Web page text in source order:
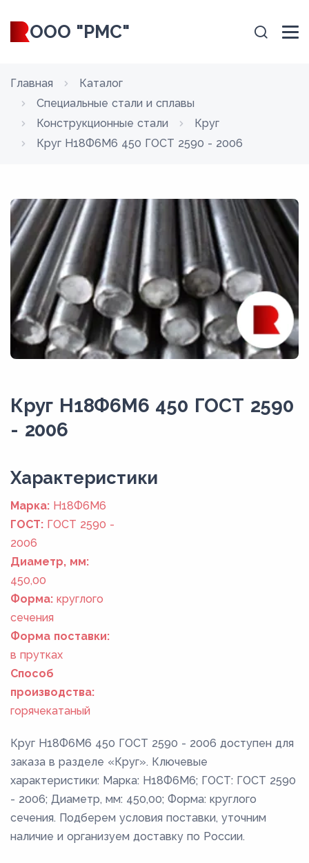
ООО "РМС"
Главная
Каталог
Специальные стали и сплавы
Конструкционные стали
Круг
Круг Н18Ф6М6 450 ГОСТ 2590 - 2006
Круг Н18Ф6М6 450 ГОСТ 2590
- 2006
Xарактеристики
Марка: Н18Ф6М6
ГОСТ: ГОСТ 2590 -
2006
Диаметр, мм:
450,00
Форма: круглого
сечения
Форма поставки:
в прутках
Способ
производства:
горячекатаный
Круг Н18Ф6М6 450 ГОСТ 2590 - 2006 доступен для
заказа в разделе «Круг». Ключевые
характеристики: Марка: Н18Ф6М6; ГОСТ: ГОСТ 2590
- 2006; Диаметр, мм: 450,00; Форма: круглого
сечения. Подберем условия поставки, уточним
наличие и организуем доставку по России.